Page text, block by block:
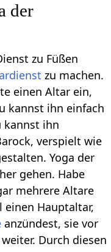
der
zu Füßen
zu machen.
einen Altar ein,
kannst ihn einfach
kannst ihn
verspielt wie
Yoga der
gehen. Habe
mehrere Altare
einen Hauptaltar,
anzündest, sie vor
Durch diesen